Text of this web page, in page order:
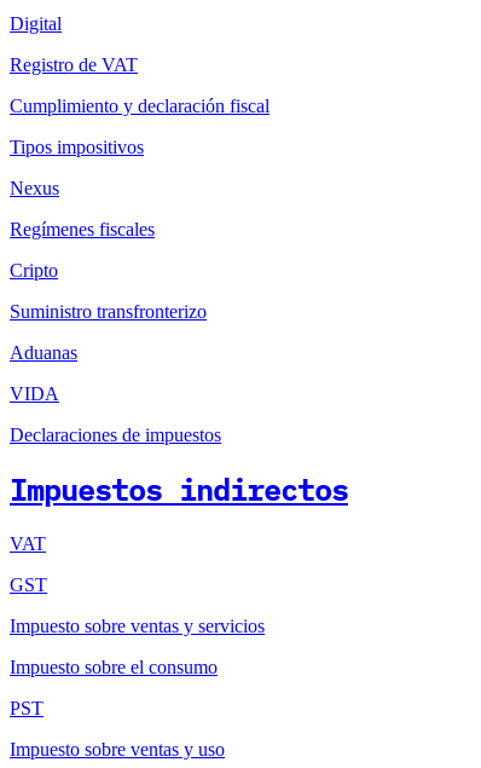
Digital
Registro de VAT
Cumplimiento y declaración fiscal
Tipos impositivos
Nexus
Regímenes fiscales
Cripto
Suministro transfronterizo
Aduanas
VIDA
Declaraciones de impuestos
Impuestos indirectos
VAT
GST
Impuesto sobre ventas y servicios
Impuesto sobre el consumo
PST
Impuesto sobre ventas y uso